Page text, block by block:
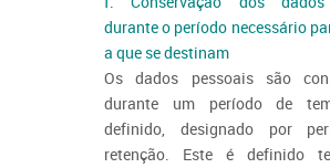
durante o período necessário
a que se destinam
Os dados pessoais são
durante um período de
definido, designado por
retenção. Este é definido